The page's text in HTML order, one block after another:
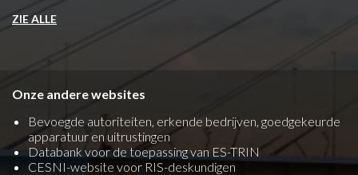
ZIE ALLE
Onze andere websites
Bevoegde autoriteiten, erkende bedrijven, goedgekeurde
apparatuur en uitrustingen
Databank voor de toepassing van ES-TRIN
CESNI-website voor RIS-deskundigen